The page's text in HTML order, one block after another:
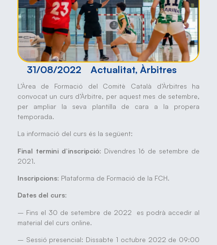
31/08/2022 Actualitat, Àrbitres
L’Àrea de Formació del Comitè Català d’Àrbitres ha
convocat un curs d’Àrbitre, per aquest mes de setembre,
per ampliar la seva plantilla de cara a la propera
temporada.
La informació del curs és la següent:
Final termini d’inscripció: Divendres 16 de setembre de
2021.
Inscripcions: Plataforma de Formació de la FCH.
Dates del curs:
– Fins el 30 de setembre de 2022 es podrà accedir al
material del curs online.
– Sessió presencial: Dissabte 1 octubre 2022 de 09:00